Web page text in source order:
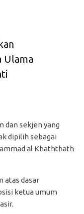
Ulama
dan sekjen yang
dipilih sebagai
al Khaththath
atas dasar
ketua umum